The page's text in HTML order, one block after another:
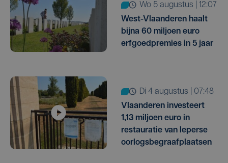
wo 5 augustus | 12:07
West-Vlaanderen haalt
bijna 60 miljoen euro
erfgoedpremies in 5 jaar
di 4 augustus | 07:48
Vlaanderen investeert
1,13 miljoen euro in
restauratie van Ieperse
oorlogsbegraafplaatsen